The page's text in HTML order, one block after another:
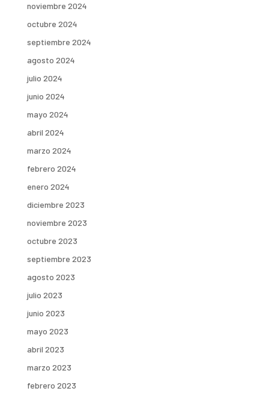
noviembre 2024
octubre 2024
septiembre 2024
agosto 2024
julio 2024
junio 2024
mayo 2024
abril 2024
marzo 2024
febrero 2024
enero 2024
diciembre 2023
noviembre 2023
octubre 2023
septiembre 2023
agosto 2023
julio 2023
junio 2023
mayo 2023
abril 2023
marzo 2023
febrero 2023